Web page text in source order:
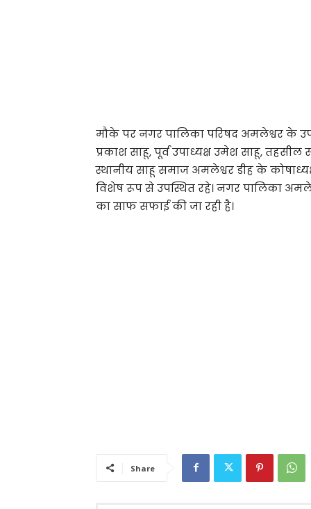
मौके पर नगर पालिका परिषद अमलेश्वर के
प्रकाश साहू, पूर्व उपाध्यक्ष उमेश साहू,
स्थानीय साहू समाज अमलेश्वर डीह के
विशेष रूप से उपस्थित रहे। नगर पालिका
का साफ सफाई की जा रही है।
Share